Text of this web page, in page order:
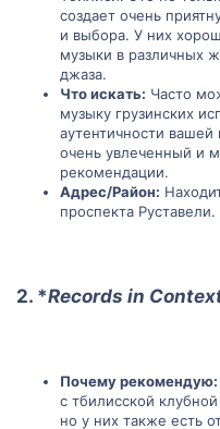
создает очень
и выбора. У них
музыки в различных
джаза.
Что искать: Часто
музыку грузинских
аутентичности
очень увлеченный и
рекомендации.
Адрес/Район:
проспекта
2. *Records in
Почему рекомендую:
с тбилисской
но у них также есть